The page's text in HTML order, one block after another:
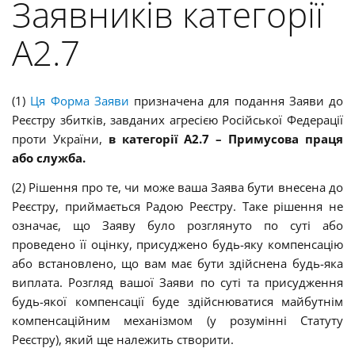
Заявників категорії
A2.7
(1) Ця Форма Заяви призначена для подання Заяви до
Реєстру збитків, завданих агресією Російської Федерації
проти України, в категорії А2.7 – Примусова праця
або служба.
(2) Рішення про те, чи може ваша Заява бути внесена до
Реєстру, приймається Радою Реєстру. Таке рішення не
означає, що Заяву було розглянуто по суті або
проведено її оцінку, присуджено будь-яку компенсацію
або встановлено, що вам має бути здійснена будь-яка
виплата. Розгляд вашої Заяви по суті та присудження
будь-якої компенсації буде здійснюватися майбутнім
компенсаційним механізмом (у розумінні Статуту
Реєстру), який ще належить створити.